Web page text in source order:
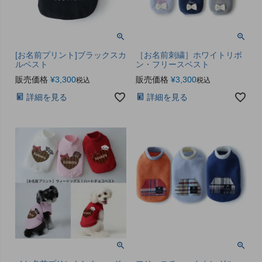
[お名前プリント]ブラックスカ
ルベスト
販売価格 ¥3,300税込
詳細を見る
［お名前刺繍］ホワイトリボ
ン・フリースベスト
販売価格 ¥3,300税込
詳細を見る